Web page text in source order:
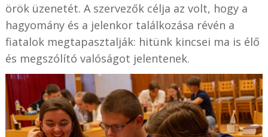
örök üzenetét. A szervezők célja az volt, hogy a
hagyomány és a jelenkor találkozása révén a
fiatalok megtapasztalják: hitünk kincsei ma is élő
és megszólító valóságot jelentenek.